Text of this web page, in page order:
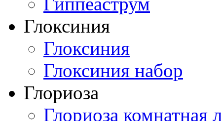
Глоксиния
Глоксиния
Глоксиния набор
Глориоза
Глориоза комнатная